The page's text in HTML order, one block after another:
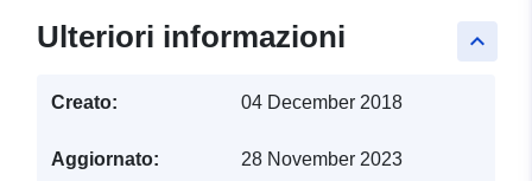
keyboard_arrow_up
Ulteriori informazioni
Creato: 04 December 2018
Aggiornato: 28 November 2023